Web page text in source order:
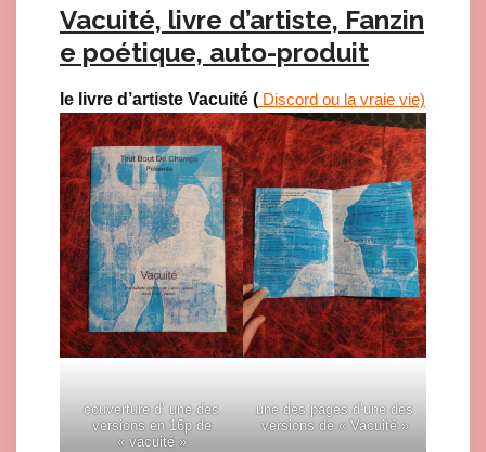
Vacuité, livre d’artiste, Fanzin
e poétique, auto-produit
le livre d’artiste Vacuité ( Discord ou la vraie vie)
couverture d’ une des
versions en 16p de
« vacuité »
une des pages d’une des
versions de « Vacuité »